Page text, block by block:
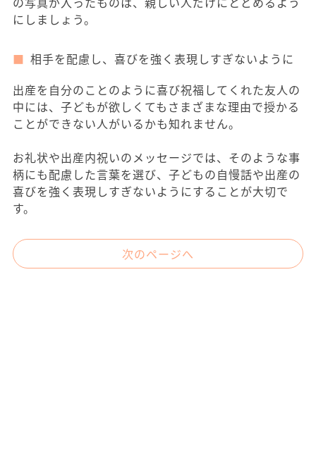
にしましょう。
相手を配慮し、喜びを強く表現しすぎないように
出産を自分のことのように喜び祝福してくれた友人の
中には、子どもが欲しくてもさまざまな理由で授かる
ことができない人がいるかも知れません。
お礼状や出産内祝いのメッセージでは、そのような事
柄にも配慮した言葉を選び、子どもの自慢話や出産の
喜びを強く表現しすぎないようにすることが大切で
す。
次のページへ